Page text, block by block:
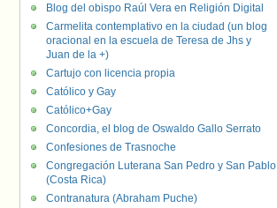
Blog del obispo Raúl Vera en Religión Digital
Carmelita contemplativo en la ciudad (un blog
oracional en la escuela de Teresa de Jhs y
Juan de la +)
Cartujo con licencia propia
Católico y Gay
Católico+Gay
Concordia, el blog de Oswaldo Gallo Serrato
Confesiones de Trasnoche
Congregación Luterana San Pedro y San Pablo
(Costa Rica)
Contranatura (Abraham Puche)